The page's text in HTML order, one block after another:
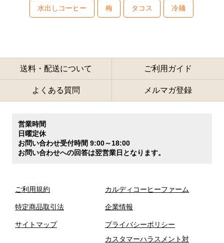
水出しコーヒー 梅 タコス 冷麺
送料・配送について ご利用ガイド
よくある質問 メルマガ登録
営業時間
日曜定休
お問い合わせ受付時間 9:00～18:00
お問い合わせへの回答は翌営業日となります。
ご利用規約
特定商品取引法
サイトマップ
カルディコーヒーファーム
企業情報
プライバシーポリシー
カスタマーハラスメント対